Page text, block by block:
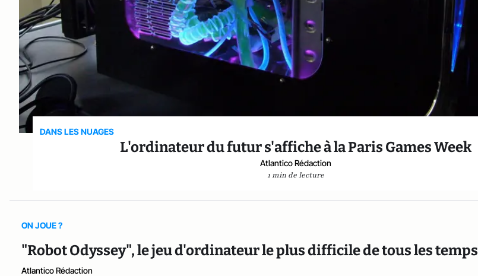
DANS LES NUAGES
L'ordinateur du futur s'affiche à la Paris Games Week
Atlantico Rédaction
1 min de lecture
ON JOUE ?
"Robot Odyssey", le jeu d'ordinateur le plus difficile de tous les temps
Atlantico Rédaction